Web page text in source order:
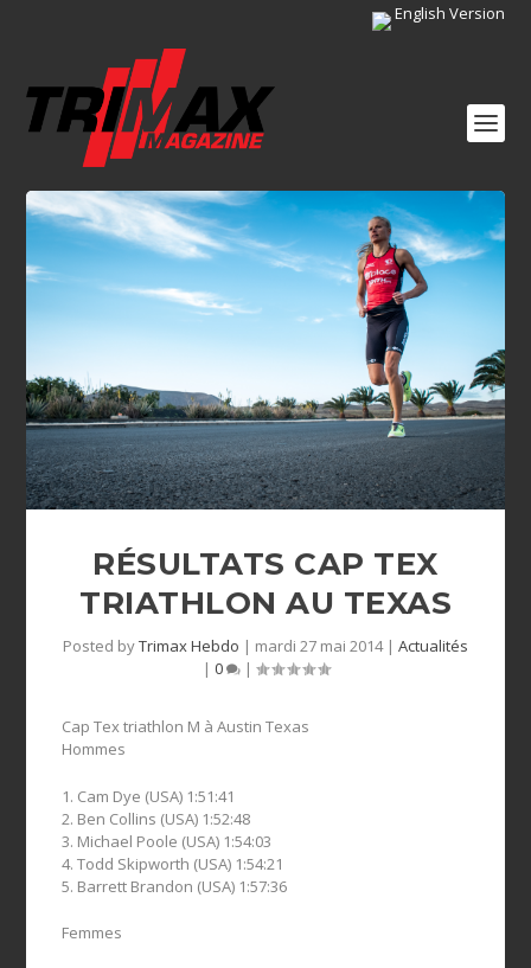
English Version
RÉSULTATS CAP TEX
TRIATHLON AU TEXAS
Posted byTrimax Hebdo | mardi 27 mai 2014| Actualités
| 0 |
Cap Tex triathlon M à Austin Texas
Hommes
1. Cam Dye (USA) 1:51:41
2. Ben Collins (USA) 1:52:48
3. Michael Poole (USA) 1:54:03
4. Todd Skipworth (USA) 1:54:21
5. Barrett Brandon (USA) 1:57:36
Femmes